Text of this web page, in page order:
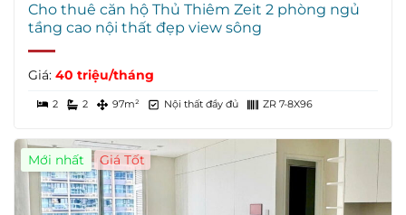
Cho thuê căn hộ Thủ Thiêm Zeit 2 phòng ngủ
tầng cao nội thất đẹp view sông
Giá: 40 triệu/tháng
2 2 97m² Nội thất đầy đủ ZR 7-8X96
Mới nhất Giá Tốt